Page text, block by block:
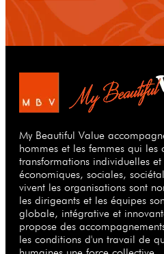
My Beautiful Value
hommes et les femmes qui les
transformations individuelles et
économiques, sociales,
vivent les organisations sont
les dirigeants et les équipes
globale, intégrative et
propose des
les conditions d'un travail de